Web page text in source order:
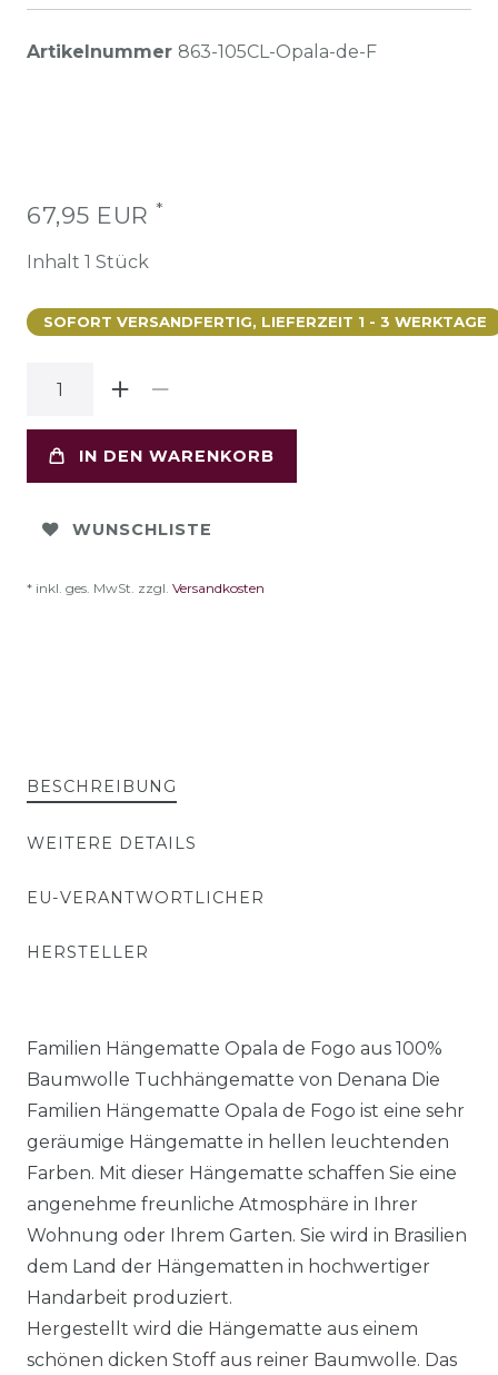
Artikelnummer 863-105CL-Opala-de-F
67,95 EUR *
Inhalt 1 Stück
SOFORT VERSANDFERTIG, LIEFERZEIT 1 - 3 WERKTAGE
IN DEN WARENKORB
WUNSCHLISTE
* inkl. ges. MwSt. zzgl. Versandkosten
BESCHREIBUNG
WEITERE DETAILS
EU-VERANTWORTLICHER
HERSTELLER
Familien Hängematte Opala de Fogo aus 100%
Baumwolle Tuchhängematte von Denana Die
Familien Hängematte Opala de Fogo ist eine sehr
geräumige Hängematte in hellen leuchtenden
Farben. Mit dieser Hängematte schaffen Sie eine
angenehme freunliche Atmosphäre in Ihrer
Wohnung oder Ihrem Garten. Sie wird in Brasilien
dem Land der Hängematten in hochwertiger
Handarbeit produziert.
Hergestellt wird die Hängematte aus einem
schönen dicken Stoff aus reiner Baumwolle. Das